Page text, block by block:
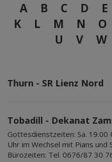
A B C D E
K
L M N O
U
V W
Thurn - SR Lienz Nord
Tobadill - Dekanat
Gottesdienstzeiten: Sa. 19.00
Uhr im Wechsel mit Pians und
Bürozeiten: Tel. 0676/87 30